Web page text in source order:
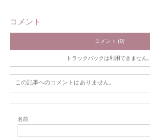
コメント
コメント (0)
トラックバックは利用できません。
この記事へのコメントはありません。
名前